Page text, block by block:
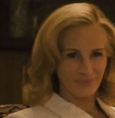
Onderwijs